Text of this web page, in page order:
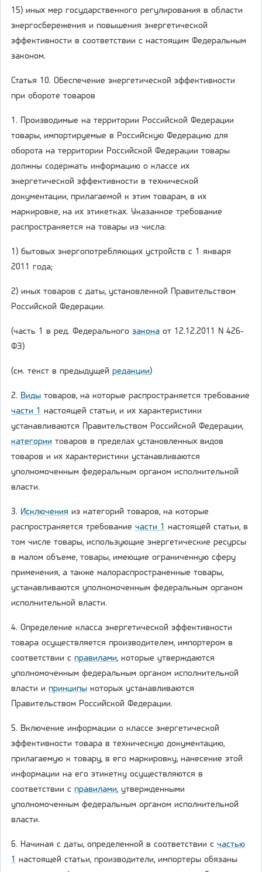
15) иных мер государственного регулирования в области
энергосбережения и повышения энергетической
эффективности в соответствии с настоящим Федеральным
законом.
Статья 10. Обеспечение энергетической эффективности
при обороте товаров
1. Производимые на территории Российской Федерации
товары, импортируемые в Российскую Федерацию для
оборота на территории Российской Федерации товары
должны содержать информацию о классе их
энергетической эффективности в технической
документации, прилагаемой к этим товарам, в их
маркировке, на их этикетках. Указанное требование
распространяется на товары из числа:
1) бытовых энергопотребляющих устройств с 1 января
2011 года;
2) иных товаров с даты, установленной Правительством
Российской Федерации.
(часть 1 в ред. Федерального закона от 12.12.2011 N 426-
ФЗ)
(см. текст в предыдущей редакции)
2. Виды товаров, на которые распространяется требование
части 1 настоящей статьи, и их характеристики
устанавливаются Правительством Российской Федерации,
категории товаров в пределах установленных видов
товаров и их характеристики устанавливаются
уполномоченным федеральным органом исполнительной
власти.
3. Исключения из категорий товаров, на которые
распространяется требование части 1 настоящей статьи, в
том числе товары, использующие энергетические ресурсы
в малом объеме, товары, имеющие ограниченную сферу
применения, а также малораспространенные товары,
устанавливаются уполномоченным федеральным органом
исполнительной власти.
4. Определение класса энергетической эффективности
товара осуществляется производителем, импортером в
соответствии с правилами, которые утверждаются
уполномоченным федеральным органом исполнительной
власти и принципы которых устанавливаются
Правительством Российской Федерации.
5. Включение информации о классе энергетической
эффективности товара в техническую документацию,
прилагаемую к товару, в его маркировку, нанесение этой
информации на его этикетку осуществляются в
соответствии с правилами, утвержденными
уполномоченным федеральным органом исполнительной
власти.
6. Начиная с даты, определенной в соответствии с частью
1 настоящей статьи, производители, импортеры обязаны